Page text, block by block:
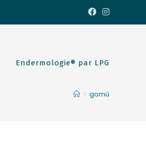
Endermologie® par LPG
> gomù